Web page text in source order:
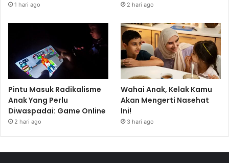
1 hari ago 2 hari ago
Pintu Masuk Radikalisme
Anak Yang Perlu
Diwaspadai: Game Online
2 hari ago
Wahai Anak, Kelak Kamu
Akan Mengerti Nasehat
Ini!
3 hari ago